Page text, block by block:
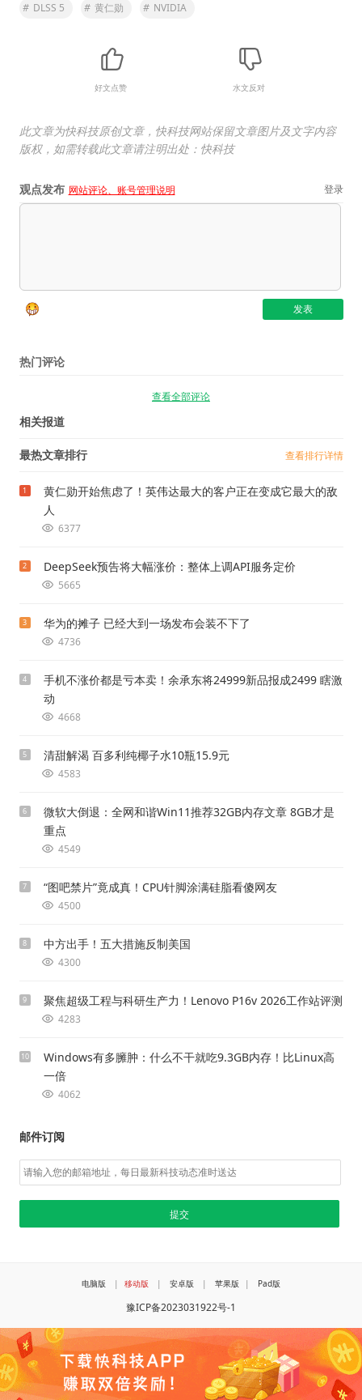
# DLSS 5 # 黄仁勋 # NVIDIA
好文点赞 水文反对
此文章为快科技原创文章，快科技网站保留文章图片及文字内容
版权，如需转载此文章请注明出处：快科技
观点发布 网站评论、账号管理说明 登录
热门评论
查看全部评论
相关报道
最热文章排行 查看排行详情
1
黄仁勋开始焦虑了！英伟达最大的客户正在变成它最大的敌
人
6377
2 DeepSeek预告将大幅涨价：整体上调API服务定价
5665
3 华为的摊子 已经大到一场发布会装不下了
4736
4
手机不涨价都是亏本卖！余承东将24999新品报成2499 瞎激
动
4668
5 清甜解渴 百多利纯椰子水10瓶15.9元
4583
6
微软大倒退：全网和谐Win11推荐32GB内存文章 8GB才是
重点
4549
7 “图吧禁片”竟成真！CPU针脚涂满硅脂看傻网友
4500
8 中方出手！五大措施反制美国
4300
9 聚焦超级工程与科研生产力！Lenovo P16v 2026工作站评测
4283
10
Windows有多臃肿：什么不干就吃9.3GB内存！比Linux高
一倍
4062
邮件订阅
电脑版 | 移动版 | 安卓版 | 苹果版 | Pad版
豫ICP备2023031922号-1